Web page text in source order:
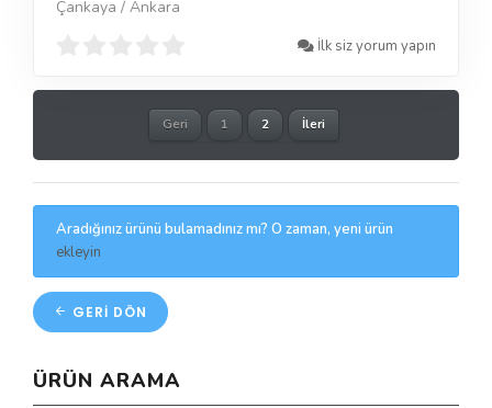
Çankaya / Ankara
İlk siz yorum yapın
Geri 1 2 İleri
Aradığınız ürünü bulamadınız mı? O zaman, yeni ürün
ekleyin
GERI DÖN
ÜRÜN ARAMA